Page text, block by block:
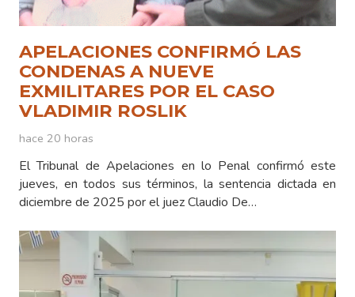
APELACIONES CONFIRMÓ LAS
CONDENAS A NUEVE
EXMILITARES POR EL CASO
VLADIMIR ROSLIK
hace 20 horas
El Tribunal de Apelaciones en lo Penal confirmó este
jueves, en todos sus términos, la sentencia dictada en
diciembre de 2025 por el juez Claudio De…